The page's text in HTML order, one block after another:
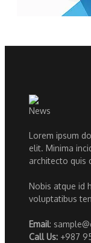
Lorem ipsum
elit. Minima
architecto quis
Nobis atque id
voluptatibus
Email:
Call Us: +987